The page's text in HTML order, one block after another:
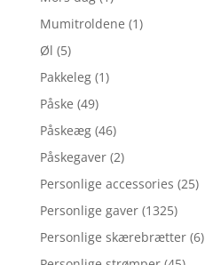
Mumitroldene (1)
Øl (5)
Pakkeleg (1)
Påske (49)
Påskeæg (46)
Påskegaver (2)
Personlige accessories (25)
Personlige gaver (1325)
Personlige skærebrætter (6)